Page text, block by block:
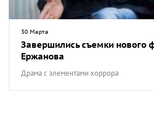
30 Марта
Завершились съемки нового
Ержанова
Драма с элементами хоррора